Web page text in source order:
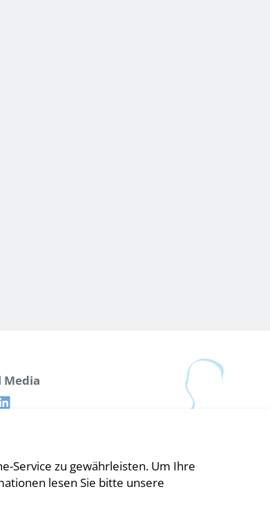
Media
Service zu gewährleisten. Um Ihre
lesen Sie bitte unsere